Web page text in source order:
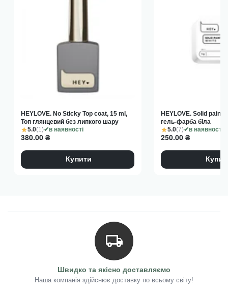
5.0(1) в наявності
HEYLOVE. No Sticky Top coat, 15 ml,
Топ глянцевий без липкого шару
380.00 ₴
Купити
5.0(7) в наявності
HEYLOVE. Solid paint
гель-фарба біла
250.00 ₴
Швидко та якісно доставляємо
Наша компанія здійснює доставку по всьому світу!